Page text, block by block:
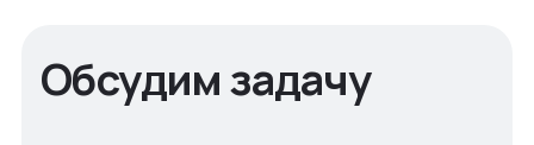
Обсудим задачу